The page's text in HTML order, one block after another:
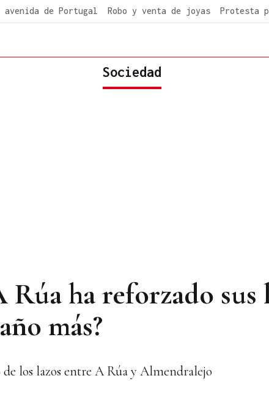
avenida de Portugal Robo y venta de joyas Protesta
Sociedad
Rúa ha reforzado sus
más?
los lazos entre A Rúa y Almendralejo